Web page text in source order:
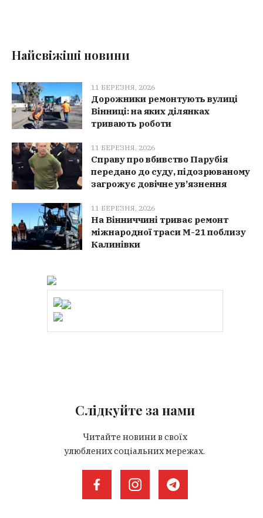
Найсвіжіші новини
11 БЕРЕЗНЯ, 2026
Дорожники ремонтують вулиці
Вінниці: на яких ділянках
тривають роботи
11 БЕРЕЗНЯ, 2026
Справу про вбивство Парубія
передано до суду, підозрюваному
загрожує довічне ув’язнення
11 БЕРЕЗНЯ, 2026
На Вінниччині триває ремонт
міжнародної траси М-21 поблизу
Калинівки
Слідкуйте за нами
Читайте новини в своїх
улюблених соціальних мережах.